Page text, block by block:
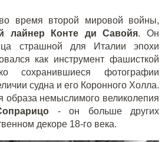
время второй мировой войны,
лайнер Конте ди Савойя. Он
страшной для Италии эпохи
как инструмент фашисткой
сохранившиеся фотографии
судна и его Коронного Холла.
образа немыслимого великолепия
- он больше других
декоре 18-го века.